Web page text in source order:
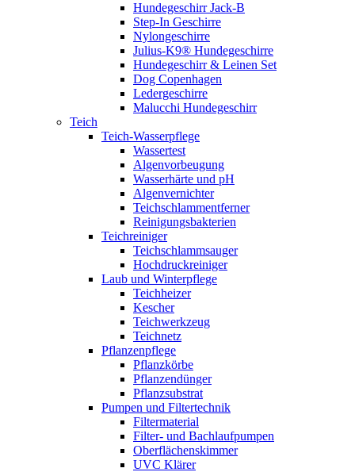
Hundegeschirr Jack-B
Step-In Geschirre
Nylongeschirre
Julius-K9® Hundegeschirre
Hundegeschirr & Leinen Set
Dog Copenhagen
Ledergeschirre
Malucchi Hundegeschirr
Teich
Teich-Wasserpflege
Wassertest
Algenvorbeugung
Wasserhärte und pH
Algenvernichter
Teichschlammentferner
Reinigungsbakterien
Teichreiniger
Teichschlammsauger
Hochdruckreiniger
Laub und Winterpflege
Teichheizer
Kescher
Teichwerkzeug
Teichnetz
Pflanzenpflege
Pflanzkörbe
Pflanzendünger
Pflanzsubstrat
Pumpen und Filtertechnik
Filtermaterial
Filter- und Bachlaufpumpen
Oberflächenskimmer
UVC Klärer